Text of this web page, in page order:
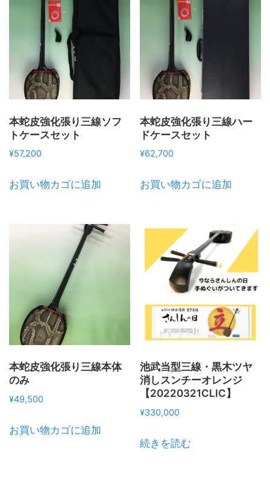
本蛇皮強化張り三線ソフ
トケースセット
¥57,200
お買い物カゴに追加
本蛇皮強化張り三線ハー
ドケースセット
¥62,700
お買い物カゴに追加
本蛇皮強化張り三線本体
のみ
¥49,500
お買い物カゴに追加
池武当型三線・黒木ツヤ
消しスンチーオレンジ
【20220321CLIC】
¥330,000
続きを読む